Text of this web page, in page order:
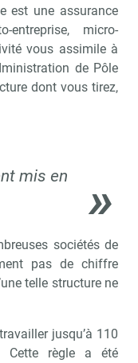
est une assurance
micro-
vous assimile à
de Pôle
dont vous tirez,
mis en
sociétés de
pas de chiffre
telle structure ne
jusqu’à 110
Cette règle a été